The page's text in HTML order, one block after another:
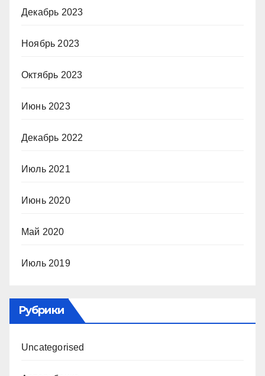
Декабрь 2023
Ноябрь 2023
Октябрь 2023
Июнь 2023
Декабрь 2022
Июль 2021
Июнь 2020
Май 2020
Июль 2019
Рубрики
Uncategorised